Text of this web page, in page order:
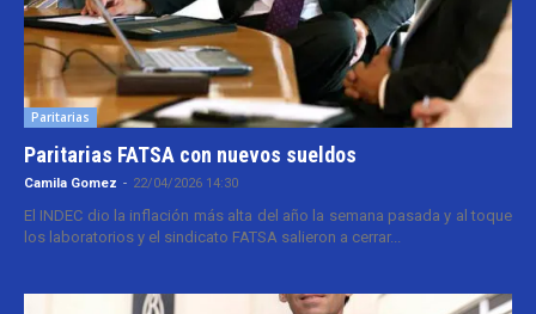
Paritarias
Paritarias FATSA con nuevos sueldos
Camila Gomez - 22/04/2026 14:30
El INDEC dio la inflación más alta del año la semana pasada y al toque
los laboratorios y el sindicato FATSA salieron a cerrar...